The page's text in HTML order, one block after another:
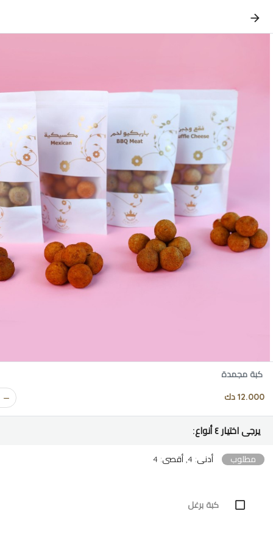
كبة مجمدة
12.000 دك
يرجى اختيار ٤ أنواع:
مطلوب أدنى: 4, أقصى: 4
كبة برغل